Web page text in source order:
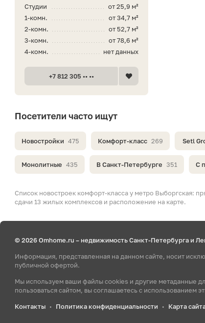
Список новостроек комфорт-класса у метро Выборгская:
сдачи 13 жилых комплексов и расположение на карте.
Посетители часто ищут
Новостройки 475 Комфорт-класс 269 Setl
Монолитные 435 В Санкт-Петербурге 351 С
от 25,9 м²
Студии
от 34,7 м²
1-комн.
от 52,7 м²
2-комн.
от 78,6 м²
3-комн.
нет данных
4-комн.
+7 812 305 •• ••
© 2026 Omhome.ru – недвижимость Санкт-Петербурга и
Информация, представленная на данном сайте, носит
публичной офертой.
Мы используем ваши файлы cookies и другие метаданные
пользоваться сайтом, вы соглашаетесь с использованием
Контакты • Политика конфиденциальности • Карта